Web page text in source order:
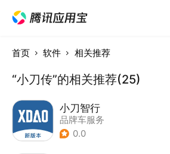
首页 软件 相关推荐
“小刀传”的相关推荐(25)
小刀智行
品牌车服务
0.0